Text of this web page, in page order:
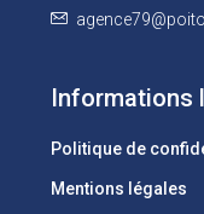
Informations
Politique de
Mentions légales